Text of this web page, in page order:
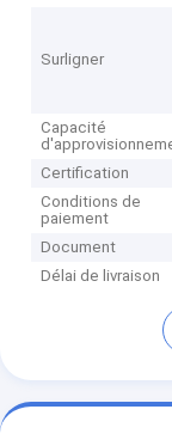
Surligner
Capacité
Certification
Conditions de
paiement
Document
Délai de livraison